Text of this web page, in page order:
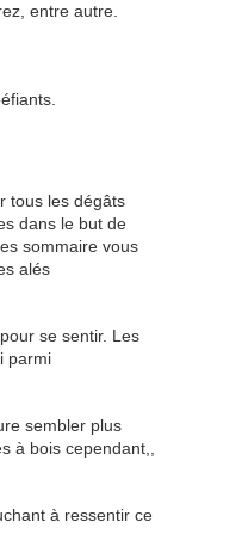
entre autre.
tous les dégâts
dans le but de
sommaire vous
alés
se sentir. Les
parmi
sembler plus
à bois cependant,,
à ressentir ce